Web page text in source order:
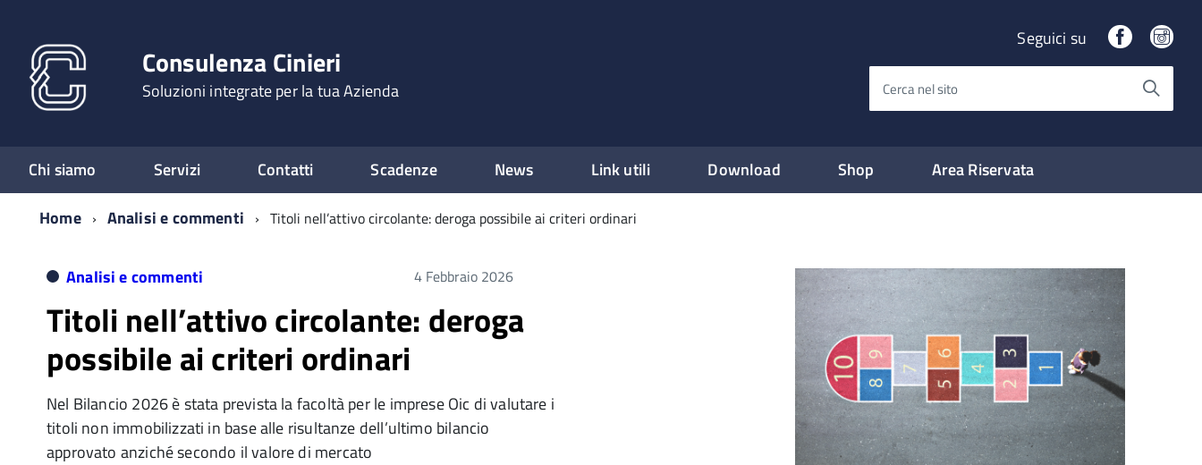
Consulenza Cinieri
Soluzioni integrate per la tua Azienda
Seguici su Facebook
Cerca nel sito
Chi siamo Servizi Contatti Scadenze News Link utili Download Shop
Area Riservata
Home
Analisi e commenti Titoli nell’attivo circolante: deroga possibile ai criteri ordinari
Analisi e commenti 4 Febbraio 2026
Titoli nell’attivo circolante: deroga
possibile ai criteri ordinari
Nel Bilancio 2026 è stata prevista la facoltà per le imprese Oic di valutare i
titoli non immobilizzati in base alle risultanze dell’ultimo bilancio
approvato anziché secondo il valore di mercato